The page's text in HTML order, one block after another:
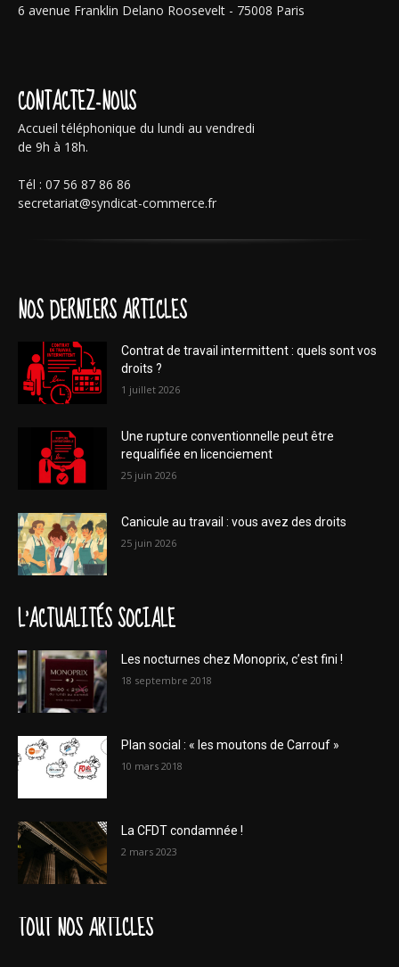
6 avenue Franklin Delano Roosevelt - 75008 Paris
CONTACTEZ-NOUS
Accueil téléphonique du lundi au vendredi
de 9h à 18h.
Tél : 07 56 87 86 86
secretariat@syndicat-commerce.fr
NOS DERNIERS ARTICLES
Contrat de travail intermittent : quels sont vos
droits ?
1 juillet 2026
Une rupture conventionnelle peut être
requalifiée en licenciement
25 juin 2026
Canicule au travail : vous avez des droits
25 juin 2026
L'ACTUALITÉS SOCIALE
Les nocturnes chez Monoprix, c’est fini !
18 septembre 2018
Plan social : « les moutons de Carrouf »
10 mars 2018
La CFDT condamnée !
2 mars 2023
TOUT NOS ARTICLES